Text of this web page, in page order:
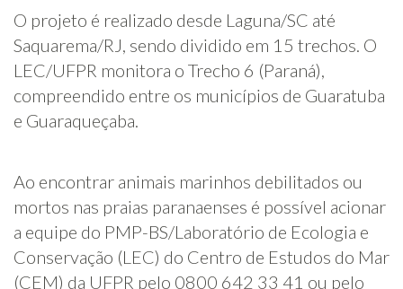
O projeto é realizado desde Laguna/SC até
Saquarema/RJ, sendo dividido em 15 trechos. O
LEC/UFPR monitora o Trecho 6 (Paraná),
compreendido entre os municípios de Guaratuba
e Guaraqueçaba.
Ao encontrar animais marinhos debilitados ou
mortos nas praias paranaenses é possível acionar
a equipe do PMP-BS/Laboratório de Ecologia e
Conservação (LEC) do Centro de Estudos do Mar
(CEM) da UFPR pelo 0800 642 33 41 ou pelo